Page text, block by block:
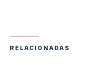
RELACIONADAS